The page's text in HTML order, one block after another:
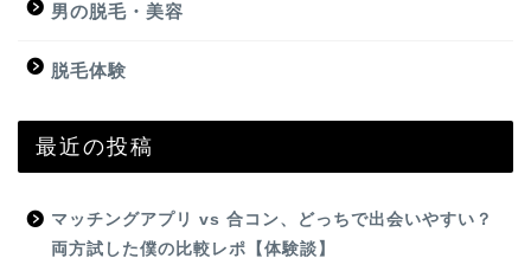
男の脱毛・美容
脱毛体験
最近の投稿
マッチングアプリ vs 合コン、どっちで出会いやすい？
両方試した僕の比較レポ【体験談】